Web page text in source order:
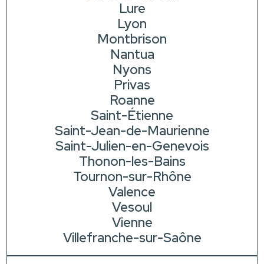
Lure
Lyon
Montbrison
Nantua
Nyons
Privas
Roanne
Saint-Étienne
Saint-Jean-de-Maurienne
Saint-Julien-en-Genevois
Thonon-les-Bains
Tournon-sur-Rhône
Valence
Vesoul
Vienne
Villefranche-sur-Saône